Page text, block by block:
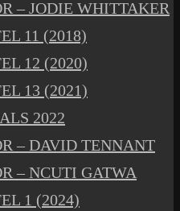
– JODIE WHITTAKER
11 (2018)
12 (2020)
13 (2021)
2022
– DAVID TENNANT
– NCUTI GATWA
1 (2024)